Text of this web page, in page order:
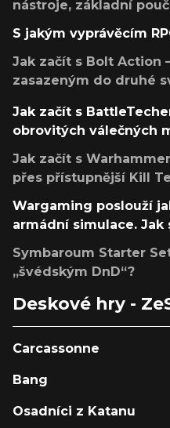
nástroje, základní
S jakým vyprávěcím
Jak začít s Bolt Action
zasazeným do druhé
Jak začít s
obrovitých válečných
Jak začít s
přes přístupnější Kill
Wargaming poslouží
armádní simulace. Jak
Symbaroum Starter
„švédským DnD“?
Deskové hry -
Carcassonne
Bang
Osadníci z Katanu